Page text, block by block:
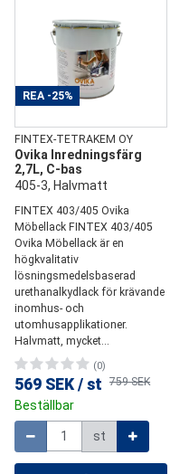
REA -25%
FINTEX-TETRAKEM OY
Ovika Inredningsfärg
2,7L, C-bas
405-3, Halvmatt
FINTEX 403/405 Ovika
Möbellack FINTEX 403/405
Ovika Möbellack är en
högkvalitativ
lösningsmedelsbaserad
urethanalkydlack för krävande
inomhus- och
utomhusapplikationer.
Halvmatt, mycket...
(0)
569 SEK /st 759 SEK
Beställbar
Mängd
st